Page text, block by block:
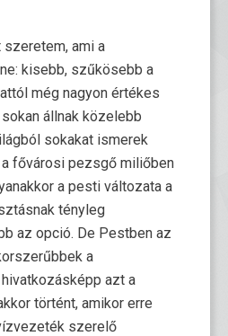
ami a
kisebb, szűkösebb a
még nagyon értékes
állnak közelebb
sokakat ismerek
fővárosi pezsgő miliőben
a pesti változata a
tényleg
az opció. De Pestben az
a
azt a
történt, amikor erre
szerelő